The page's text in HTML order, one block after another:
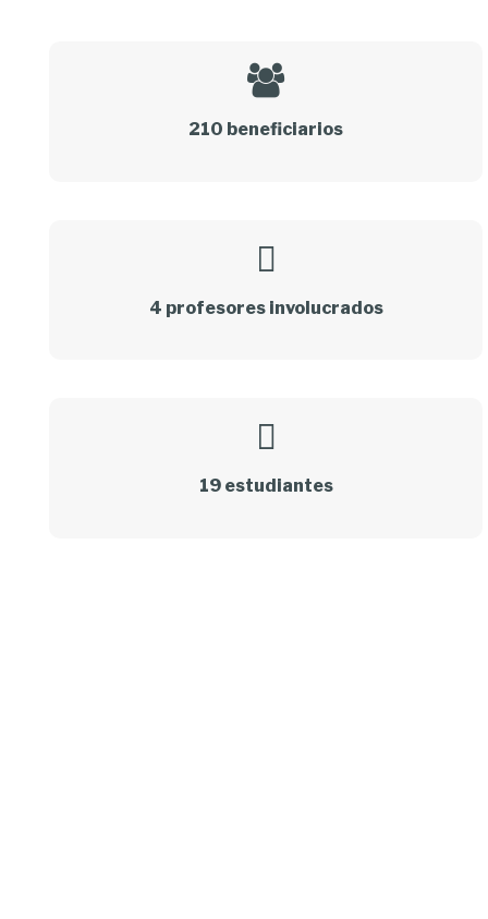
210 beneficiarios
4 profesores involucrados
19 estudiantes